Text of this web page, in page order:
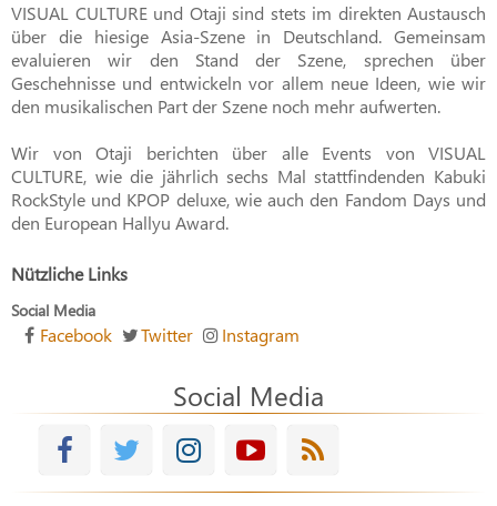
VISUAL CULTURE und Otaji sind stets im direkten Austausch
über die hiesige Asia-Szene in Deutschland. Gemeinsam
evaluieren wir den Stand der Szene, sprechen über
Geschehnisse und entwickeln vor allem neue Ideen, wie wir
den musikalischen Part der Szene noch mehr aufwerten.
Wir von Otaji berichten über alle Events von VISUAL
CULTURE, wie die jährlich sechs Mal stattfindenden Kabuki
RockStyle und KPOP deluxe, wie auch den Fandom Days und
den European Hallyu Award.
Nützliche Links
Social Media
Facebook Twitter Instagram
Social Media